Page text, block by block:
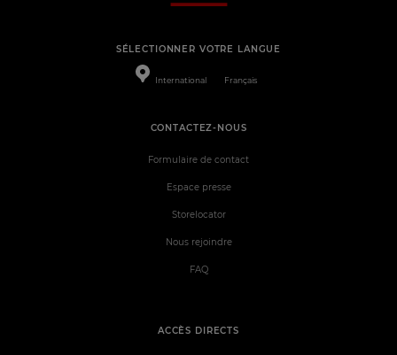
SÉLECTIONNER VOTRE LANGUE
International Français
ACCÈS DIRECTS
CONTACTEZ-NOUS
Formulaire de contact
Espace presse
Storelocator
Nous rejoindre
FAQ